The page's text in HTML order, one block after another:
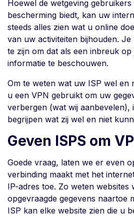
Hoewel de wetgeving
bescherming biedt, kan uw
steeds alles zien wat u online
van uw activiteiten bijhouden.
te zijn om dat als een inbreuk
informatie te beschouwen.
Om te weten wat uw ISP wel en
u een VPN gebruikt om uw
verbergen (wat wij aanbevelen),
begrijpen wat zij wel en niet
Geven ISPS om
Goede vraag, laten we er even
verbinding maakt met het
IP-adres toe. Zo weten websites
opgevraagde gegevens naartoe
ISP kan elke website zien die u